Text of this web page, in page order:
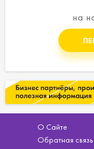
на
О Сайте
Обратная связь